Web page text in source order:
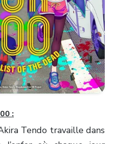
:
Tendo travaille dans